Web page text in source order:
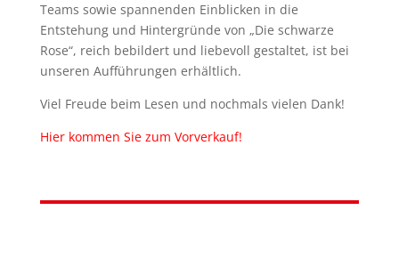
Teams sowie spannenden Einblicken in die
Entstehung und Hintergründe von „Die schwarze
Rose“, reich bebildert und liebevoll gestaltet, ist bei
unseren Aufführungen erhältlich.
Viel Freude beim Lesen und nochmals vielen Dank!
Hier kommen Sie zum Vorverkauf!